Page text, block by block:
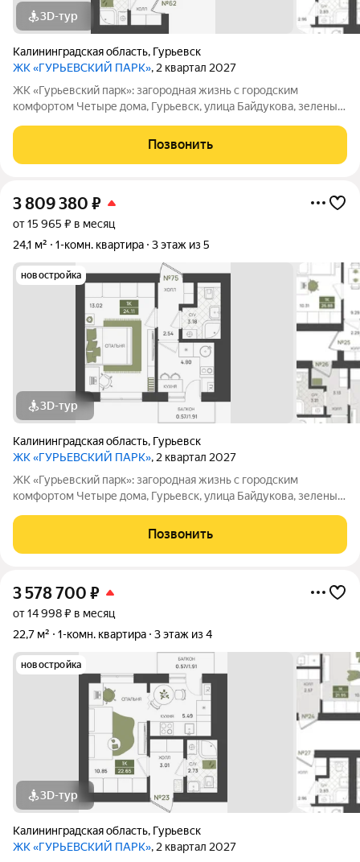
3D-тур
Калининградская область, Гурьевск
ЖК «ГУРЬЕВСКИЙ ПАРК», 2 квартал 2027
ЖК «Гурьевский парк»: загородная жизнь с городским
комфортом Четыре дома, Гурьевск, улица Байдукова, зеленый
система отопления - все это новый проект от МПК. Срок сдачи
- II квартал 2027 года
Позвонить
3 809 380 ₽
от 15 965 ₽ в месяц
24,1 м²
1-комн. квартира 3 этаж из 5
новостройка
3D-тур
Калининградская область, Гурьевск
ЖК «ГУРЬЕВСКИЙ ПАРК», 2 квартал 2027
ЖК «Гурьевский парк»: загородная жизнь с городским
комфортом Четыре дома, Гурьевск, улица Байдукова, зеленый
система отопления - все это новый проект от МПК. Срок сдачи
- II квартал 2027 года
Позвонить
3 578 700 ₽
от 14 998 ₽ в месяц
22,7 м²
1-комн. квартира 3 этаж из 4
новостройка
3D-тур
Калининградская область, Гурьевск
ЖК «ГУРЬЕВСКИЙ ПАРК», 2 квартал 2027